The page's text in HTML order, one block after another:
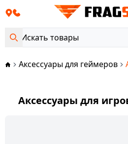
Аксессуары для геймеров
Аксессуары для